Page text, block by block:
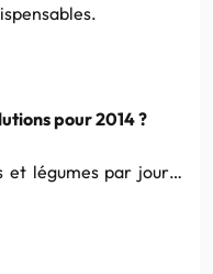
pour 2014 ?
et légumes par jour…